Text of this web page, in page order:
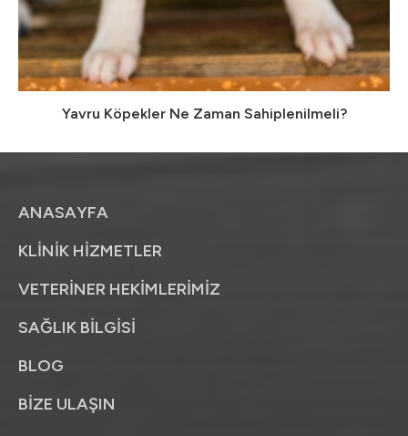
Yavru Köpekler Ne Zaman Sahiplenilmeli?
ANASAYFA
KLİNİK HİZMETLER
VETERİNER HEKİMLERİMİZ
SAĞLIK BİLGİSİ
BLOG
BİZE ULAŞIN